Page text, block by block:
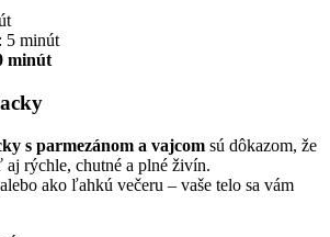
5 minút
minút
s parmezánom a vajcom sú dôkazom, že
rýchle, chutné a plné živín.
ako ľahkú večeru – vaše telo sa vám